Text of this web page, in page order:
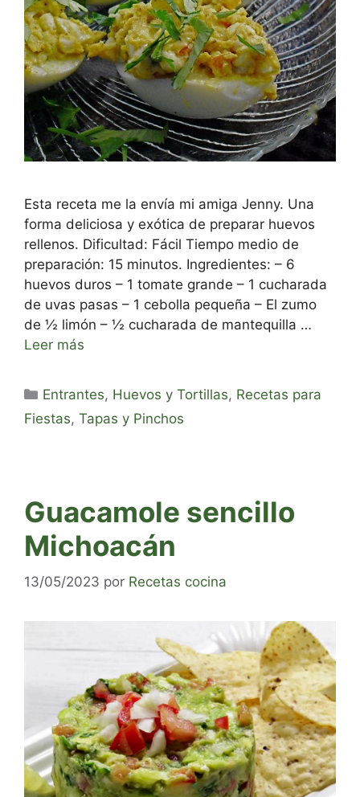
Esta receta me la envía mi amiga Jenny. Una
forma deliciosa y exótica de preparar huevos
rellenos. Dificultad: Fácil Tiempo medio de
preparación: 15 minutos. Ingredientes: – 6
huevos duros – 1 tomate grande – 1 cucharada
de uvas pasas – 1 cebolla pequeña – El zumo
de ½ limón – ½ cucharada de mantequilla …
Leer más
Categorías
Entrantes, Huevos y Tortillas, Recetas para
Fiestas, Tapas y Pinchos
Guacamole sencillo
Michoacán
13/05/2023 por Recetas cocina